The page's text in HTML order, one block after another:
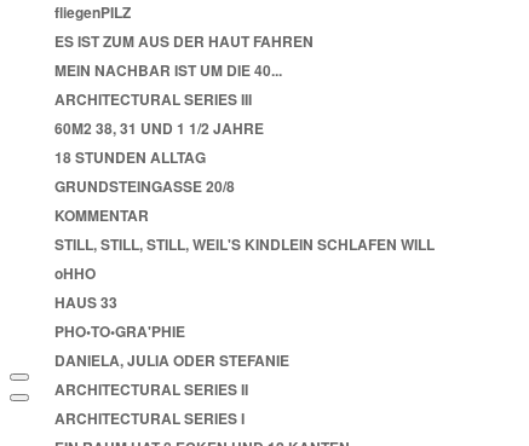
fliegenPILZ
ES IST ZUM AUS DER HAUT FAHREN
MEIN NACHBAR IST UM DIE 40...
ARCHITECTURAL SERIES III
60M2 38, 31 UND 1 1/2 JAHRE
18 STUNDEN ALLTAG
GRUNDSTEINGASSE 20/8
KOMMENTAR
STILL, STILL, STILL, WEIL'S KINDLEIN SCHLAFEN WILL
oHHO
HAUS 33
PHO•TO•GRA'PHIE
DANIELA, JULIA ODER STEFANIE
ARCHITECTURAL SERIES II
ARCHITECTURAL SERIES I